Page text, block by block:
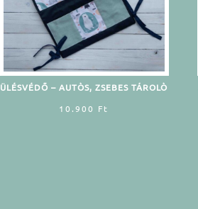
ÜLÉSVÉDŐ – AUTÒS, ZSEBES TÁROLÒ
10.900 Ft